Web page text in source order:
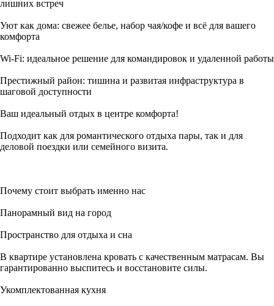
лишних встреч
Уют как дома: свежее белье, набор чая/кофе и всё для вашего
комфорта
Wi-Fi: идеальное решение для командировок и удаленной работы
Престижный район: тишина и развитая инфраструктура в
шаговой доступности
Ваш идеальный отдых в центре комфорта!
Подходит как для романтического отдыха пары, так и для
деловой поездки или семейного визита.
Почему стоит выбрать именно нас
Панорамный вид на город
Пространство для отдыха и сна
В квартире установлена кровать с качественным матрасам. Вы
гарантированно выспитесь и восстановите силы.
Укомплектованная кухня